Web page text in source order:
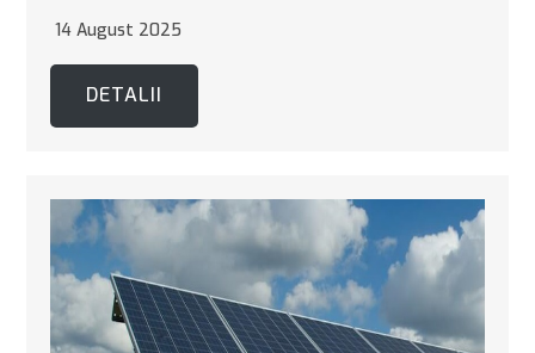
14 August 2025
DETALII